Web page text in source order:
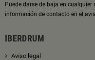
Puede darse de baja en
información de contacto en el
IBERDRUM
Aviso legal